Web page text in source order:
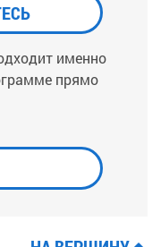
именно
прямо